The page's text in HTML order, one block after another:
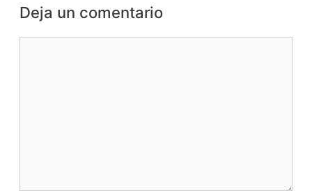
Deja un comentario